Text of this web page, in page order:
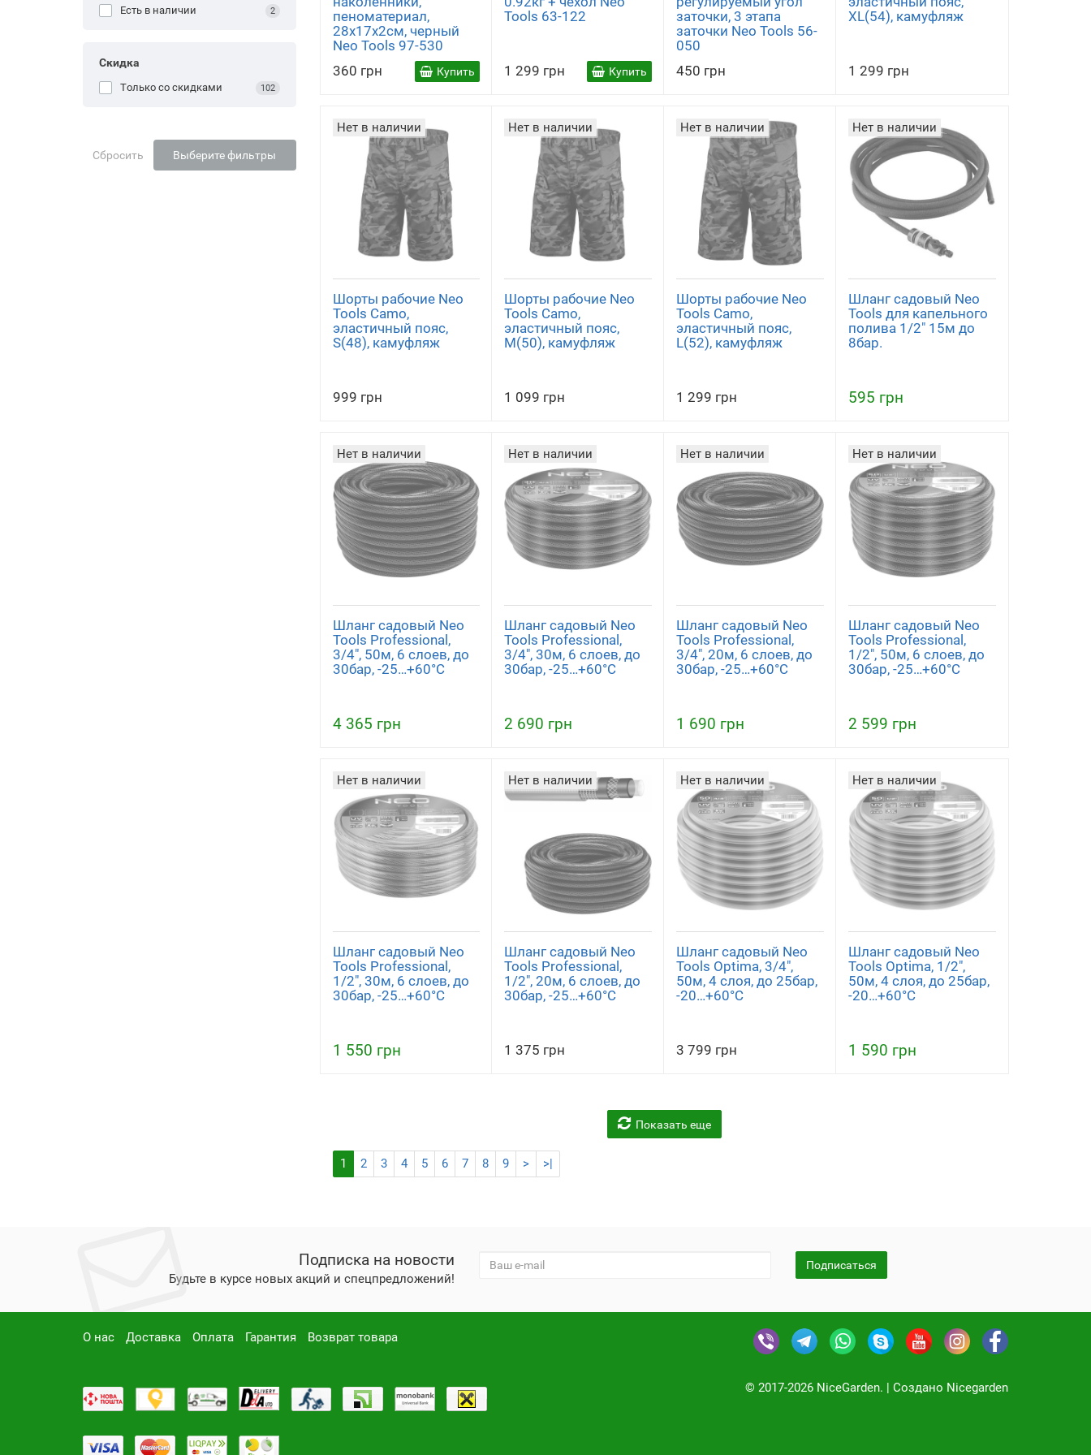
Есть в наличии 2
Скидка
Только со cкидками 102
Сбросить Выберите фильтры
пистолеты
(1)
техники
Спецодежда
(1)
Кухонные ножи
Кухонные
принадлежност
(1)
пеноматериал,
28х17х2см, черный
Neo Tools 97-530
360 грн
Купить
Tools 63-122
1 299 грн Купить
заточки, 3 этапа
заточки Neo Tools 56-
050
450 грн
XL(54), камуфляж
1 299 грн
Нет в наличии
Шорты рабочие Neo
Tools Camo,
эластичный пояс,
S(48), камуфляж
999 грн
Нет в наличии
Шорты рабочие Neo
Tools Camo,
эластичный пояс,
M(50), камуфляж
1 099 грн
Нет в наличии
Шорты рабочие Neo
Tools Camo,
эластичный пояс,
L(52), камуфляж
1 299 грн
Нет в наличии
Шланг садовый Neo
Tools для капельного
полива 1/2" 15м до
8бар.
595 грн
Нет в наличии
Шланг садовый Neo
Tools Professional,
3/4", 50м, 6 слоев, до
30бар, -25…+60°C
4 365 грн
Нет в наличии
Шланг садовый Neo
Tools Professional,
3/4", 30м, 6 слоев, до
30бар, -25…+60°C
2 690 грн
Нет в наличии
Шланг садовый Neo
Tools Professional,
3/4", 20м, 6 слоев, до
30бар, -25…+60°C
1 690 грн
Нет в наличии
Шланг садовый Neo
Tools Professional,
1/2", 50м, 6 слоев, до
30бар, -25…+60°C
2 599 грн
Нет в наличии
Шланг садовый Neo
Tools Professional,
1/2", 30м, 6 слоев, до
30бар, -25…+60°C
1 550 грн
Нет в наличии
Шланг садовый Neo
Tools Professional,
1/2", 20м, 6 слоев, до
30бар, -25…+60°C
1 375 грн
Нет в наличии
Шланг садовый Neo
Tools Optima, 3/4",
50м, 4 слоя, до 25бар,
-20…+60°C
3 799 грн
Нет в наличии
Шланг садовый Neo
Tools Optima, 1/2",
50м, 4 слоя, до 25бар,
-20…+60°C
1 590 грн
Показать еще
1 2 3 4 5 6 7 8 9 > >|
Подписка на новости
Будьте в курсе новых акций и спецпредложений!
Подписаться
О нас Доставка Оплата Гарантия Возврат товара
© 2017-2026 NiceGarden. | Создано Nicegarden